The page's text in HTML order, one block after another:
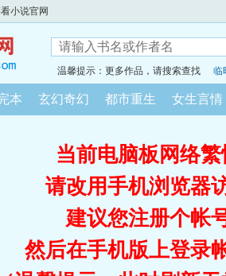
小说官网
温馨提示：更多作品，请搜索查找 临
本 玄幻奇幻 都市重生 女生言情
当前电脑板网络
请改用手机浏览
建议您注册个帐
然后在手机版上登录